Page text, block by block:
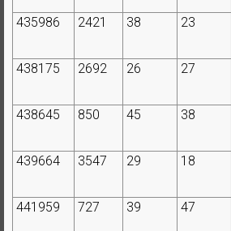
435986
2421 38 23
438175
2692 26 27
438645
850 45 38
439664
3547 29 18
441959
727 39 47